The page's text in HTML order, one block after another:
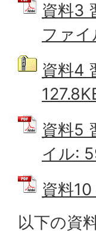
資料3
ファ
資料4
資料5
イル:
資料
以下の資